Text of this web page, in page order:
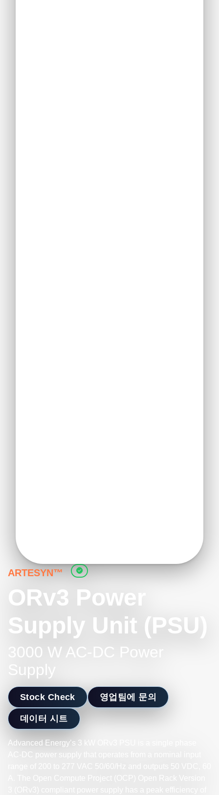
ARTESYN™
ORv3 Power
Supply Unit (PSU)
3000 W AC-DC Power
Supply
Stock Check 영업팀에 문의
데이터 시트
Advanced Energy’s 3 kW ORv3 PSU is a single phase
AC-DC power supply that operates from a nominal input